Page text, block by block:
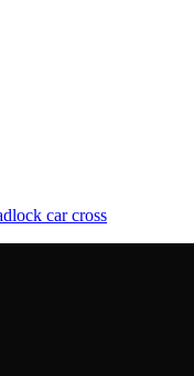
car cross